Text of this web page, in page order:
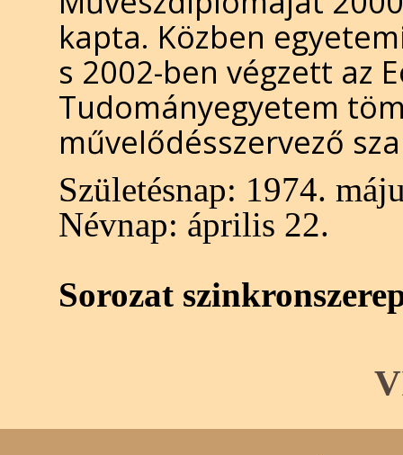
kapta. Közben
s 2002-ben végzett az
Tudományegyetem
művelődésszervező
Születésnap: 1974.
Névnap: április 22.
Sorozat